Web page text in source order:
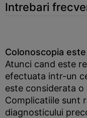
Intrebari
Colonoscopia
Atunci cand este
efectuata intr-un
este considerata
Complicatiile sunt
diagnosticului